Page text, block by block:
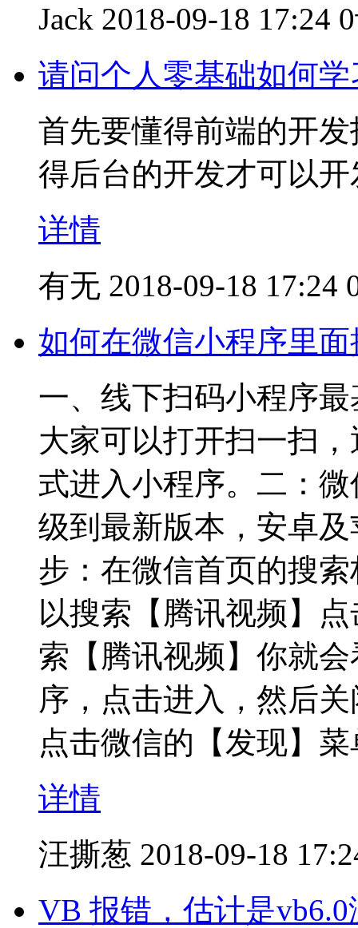
Jack 2018-09-18 17:24
请问个人零基础如何
首先要懂得前端的开
得后台的开发才可以
详情
有无 2018-09-18 17:24
如何在微信小程序里
一、线下扫码小程序
大家可以打开扫一扫
式进入小程序。二：
级到最新版本，安卓
步：在微信首页的搜
以搜索【腾讯视频】
索【腾讯视频】你就
序，点击进入，然后
点击微信的【发现】
详情
汪撕葱 2018-09-18
VB 报错，估计是